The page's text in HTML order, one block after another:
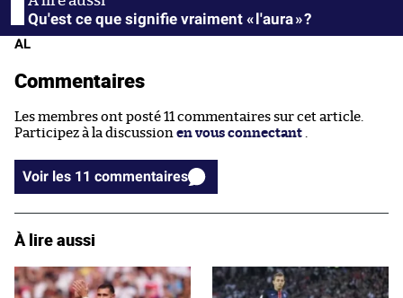
Qu'est ce que signifie vraiment « l'aura » ?
AL
Commentaires
Les membres ont posté 11 commentaires sur cet article.
Participez à la discussion en vous connectant
Voir les 11 commentaires
À lire aussi